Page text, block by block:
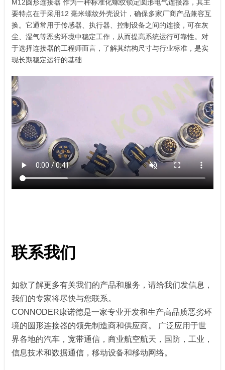
M12圆形连接器 作为一种标准化螺纹锁定圆形电气连接器，其主
要特点在于采用12 毫米螺纹外壳设计，确保多家厂商产品兼容互
换。它通常用于传感器、执行器、控制设备之间的连接，可在灰
尘、湿气等恶劣环境中稳定工作，从而提高系统运行可靠性。对
于选择连接器的工程师而言，了解其结构尺寸与行业标准，是实
现长期稳定运行的基础
联系我们
如欲了解更多有关我们的产品和服务，请给我们发信息，
我们的专家将尽快与您联系。
CONNODER康诺德是一家专业开发和生产高品质恶劣环
境的圆形连接器的领先制造商和供应商。 广泛应用于世
界各地的汽车，宽带通信，商业航空航天，国防，工业，
信息技术和数据通信，移动设备和移动网络。